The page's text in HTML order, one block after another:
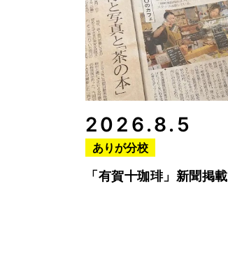
2026.8.5
ありが分校
「有賀十珈琲」新聞掲